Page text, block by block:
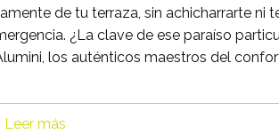
de tu terraza, sin achicharrarte ni
¿La clave de ese paraíso
los auténticos maestros del
Leer más